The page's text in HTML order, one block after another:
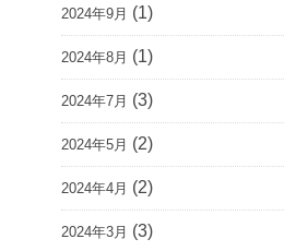
2024年9月 (1)
2024年8月 (1)
2024年7月 (3)
2024年5月 (2)
2024年4月 (2)
2024年3月 (3)